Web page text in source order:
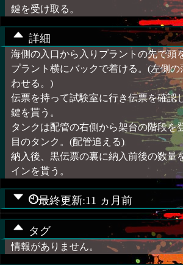
鍵を受け取る。
詳細
海側の入口から入りプラントの先で頭
プラント横にバックで着ける。(左側
わせる。)
伝票を持って試験室に行き伝票を確認
鍵を貰う。
タンクは配管の右側から架台の階段を
目のタンク。(配管追える)
納入後、黒伝票の裏に納入前後の数量
インを貰う。
最終更新:11 ヵ月前
タグ
情報がありません。